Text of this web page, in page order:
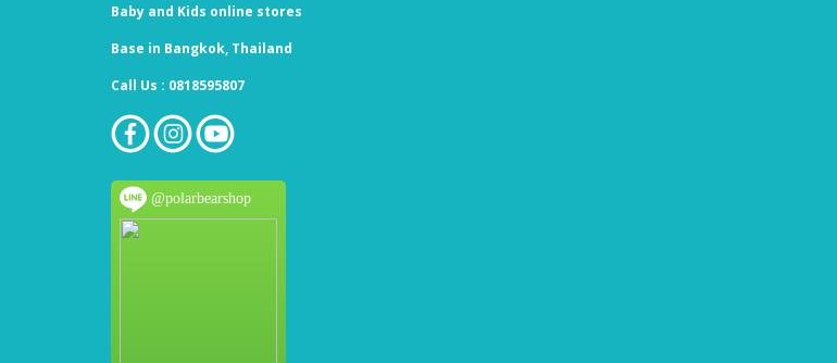
Baby and Kids online stores
Base in Bangkok, Thailand
Call Us : 0818595807
@polarbearshop